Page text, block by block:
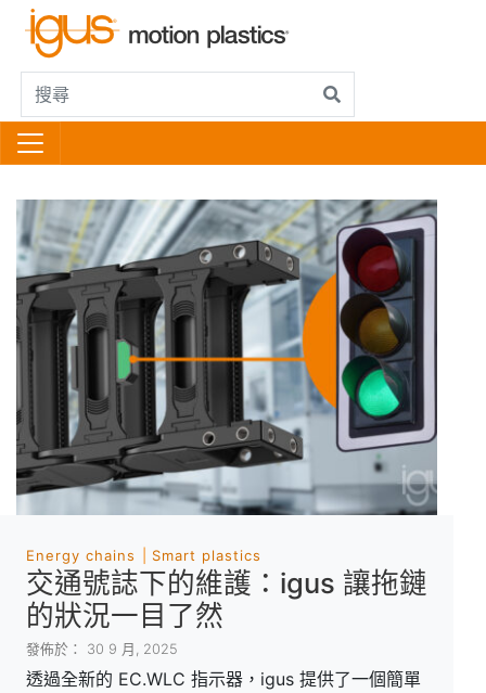
Energy chains Smart plastics
交通號誌下的維護：igus 讓拖鏈
的狀況一目了然
發佈於： 30 9 月, 2025
透過全新的 EC.WLC 指示器，igus 提供了一個簡單